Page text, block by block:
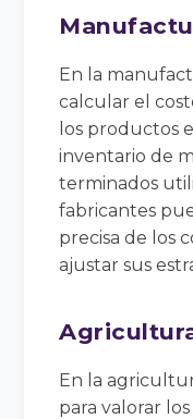
En la
calcular el
los productos
inventario de
terminados
fabricantes
precisa de los
ajustar sus
En la
para valorar